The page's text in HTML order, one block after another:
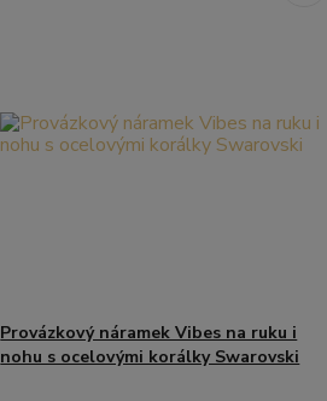
Provázkový náramek Vibes na ruku i
nohu s ocelovými korálky Swarovski